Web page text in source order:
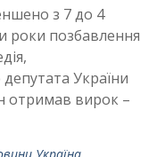
з 7 до 4
роки позбавлення
України
отримав вирок –